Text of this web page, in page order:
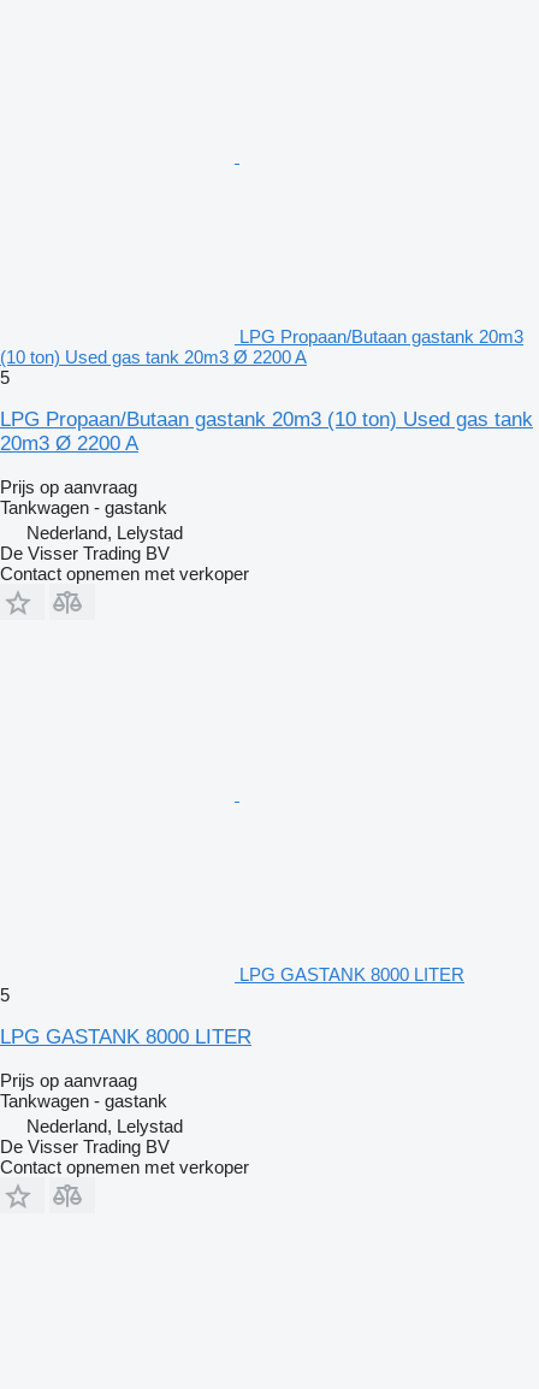
LPG Propaan/Butaan gastank 20m3
(10 ton) Used gas tank 20m3 Ø 2200 A
5
LPG Propaan/Butaan gastank 20m3 (10 ton) Used gas tank
20m3 Ø 2200 A
Prijs op aanvraag
Tankwagen - gastank
Nederland, Lelystad
De Visser Trading BV
Contact opnemen met verkoper
LPG GASTANK 8000 LITER
5
LPG GASTANK 8000 LITER
Prijs op aanvraag
Tankwagen - gastank
Nederland, Lelystad
De Visser Trading BV
Contact opnemen met verkoper